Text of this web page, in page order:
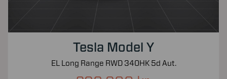
Tesla Model Y
EL Long Range RWD 340HK 5d Aut.